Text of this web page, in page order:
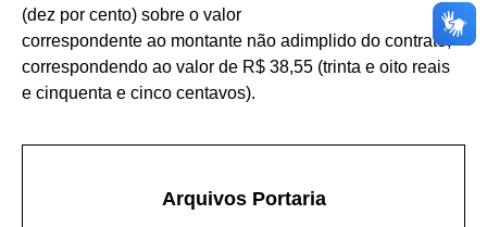
(dez por cento) sobre o valor
correspondente ao montante não adimplido do contrato,
correspondendo ao valor de R$ 38,55 (trinta e oito reais
e cinquenta e cinco centavos).
Arquivos Portaria